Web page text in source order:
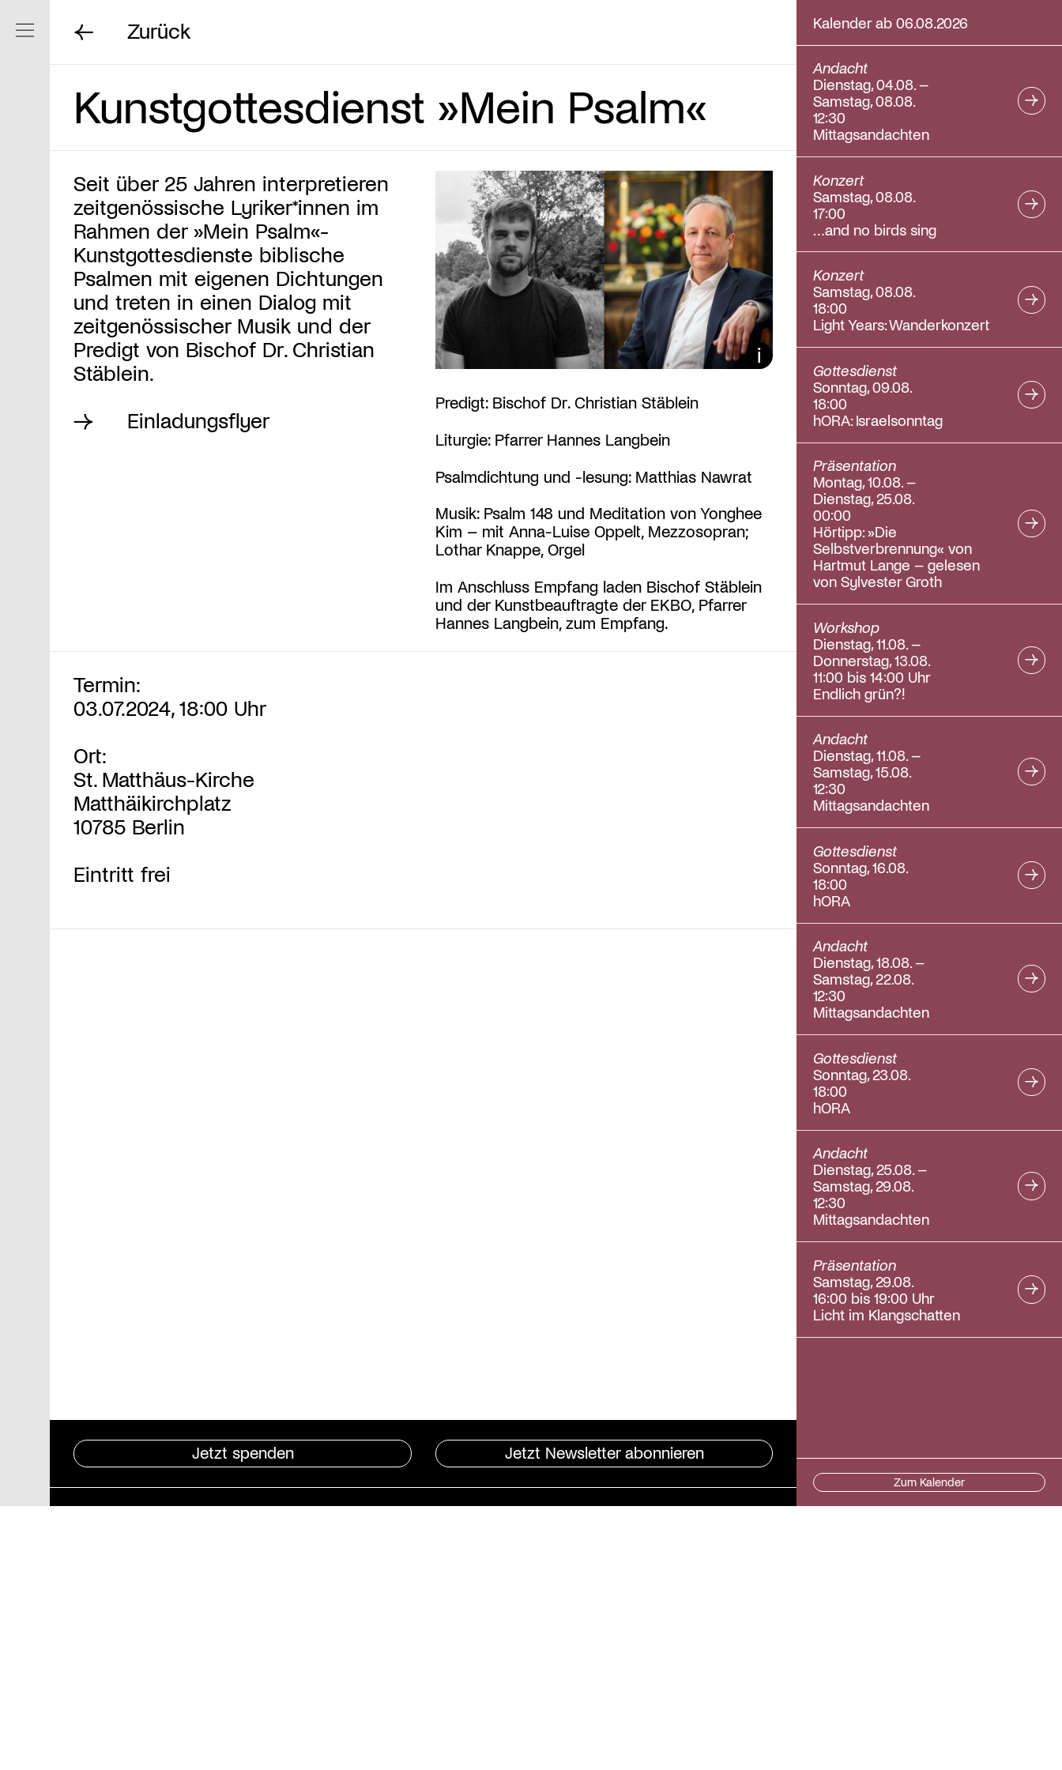
Navigation ein/ausblenden
Zurück
Kunstgottesdienst »Mein Psalm«
Seit über 25 Jahren interpretieren
zeitgenössische Lyriker*innen im
Rahmen der »Mein Psalm«-
Kunstgottesdienste biblische
Psalmen mit eigenen Dichtungen
und treten in einen Dialog mit
zeitgenössischer Musik und der
Predigt von Bischof Dr. Christian
Stäblein.
Einladungsflyer
Bildunterschrift ein/
Predigt: Bischof Dr. Christian Stäblein
Liturgie: Pfarrer Hannes Langbein
Psalmdichtung und -lesung: Matthias Nawrat
Musik: Psalm 148 und Meditation von Yonghee
Kim – mit Anna-Luise Oppelt, Mezzosopran;
Lothar Knappe, Orgel
Im Anschluss Empfang laden Bischof Stäblein
und der Kunstbeauftragte der EKBO, Pfarrer
Hannes Langbein, zum Empfang.
Termin:
03.07.2024, 18:00 Uhr
Ort:
St. Matthäus-Kirche
Matthäikirchplatz
10785 Berlin
Eintritt frei
Jetzt spenden Jetzt Newsletter abonnieren
Kalender ab 06.08.2026
Andacht
Dienstag, 04.08. –
Samstag, 08.08.
12:30
Mittagsandachten
Konzert
Samstag, 08.08.
17:00
…and no birds sing
Konzert
Samstag, 08.08.
18:00
Light Years: Wanderkonzert
Gottesdienst
Sonntag, 09.08.
18:00
hORA: Israelsonntag
Präsentation
Montag, 10.08. –
Dienstag, 25.08.
00:00
Hörtipp: »Die
Selbstverbrennung« von
Hartmut Lange – gelesen
von Sylvester Groth
Workshop
Dienstag, 11.08. –
Donnerstag, 13.08.
11:00 bis 14:00 Uhr
Endlich grün?!
Andacht
Dienstag, 11.08. –
Samstag, 15.08.
12:30
Mittagsandachten
Gottesdienst
Sonntag, 16.08.
18:00
hORA
Andacht
Dienstag, 18.08. –
Samstag, 22.08.
12:30
Mittagsandachten
Gottesdienst
Sonntag, 23.08.
18:00
hORA
Andacht
Dienstag, 25.08. –
Samstag, 29.08.
12:30
Mittagsandachten
Präsentation
Samstag, 29.08.
16:00 bis 19:00 Uhr
Licht im Klangschatten
Zum Kalender